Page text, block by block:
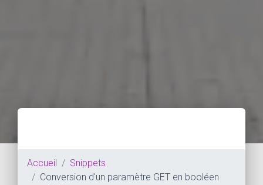
Accueil
Snippets
Conversion d'un paramètre GET en booléen